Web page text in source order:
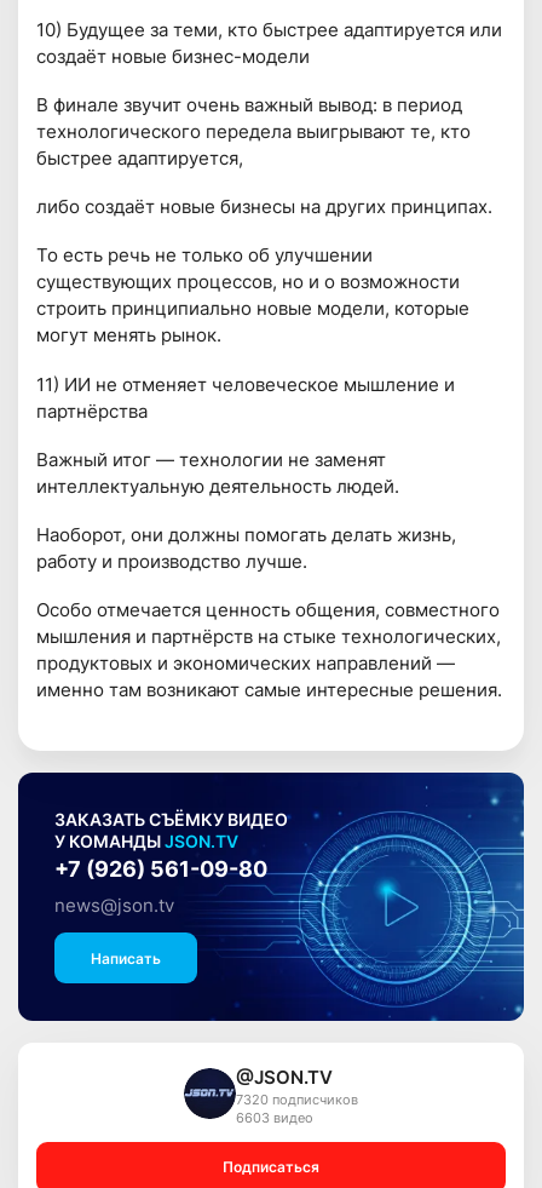
10) Будущее за теми, кто быстрее адаптируется или
создаёт новые бизнес-модели
В финале звучит очень важный вывод: в период
технологического передела выигрывают те, кто
быстрее адаптируется,
либо создаёт новые бизнесы на других принципах.
То есть речь не только об улучшении
существующих процессов, но и о возможности
строить принципиально новые модели, которые
могут менять рынок.
11) ИИ не отменяет человеческое мышление и
партнёрства
Важный итог — технологии не заменят
интеллектуальную деятельность людей.
Наоборот, они должны помогать делать жизнь,
работу и производство лучше.
Особо отмечается ценность общения, совместного
мышления и партнёрств на стыке технологических,
продуктовых и экономических направлений —
именно там возникают самые интересные решения.
ЗАКАЗАТЬ СЪЁМКУ ВИДЕО
У КОМАНДЫJSON.TV
+7 (926) 561-09-80
news@json.tv
Написать
@JSON.TV
7320 подписчиков
6603 видео
Подписаться